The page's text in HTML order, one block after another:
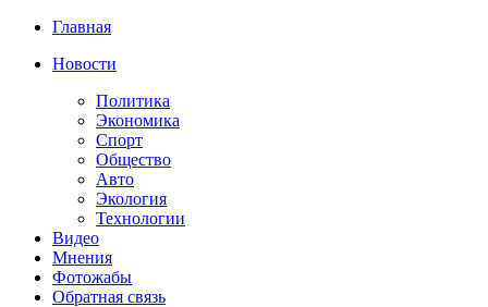
Главная
Новости
Политика
Экономика
Спорт
Общество
Авто
Экология
Технологии
Видео
Мнения
Фотожабы
Обратная связь